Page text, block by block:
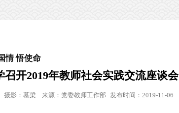
情 悟使命
召开2019年教师社会实践交流座谈会
摄影： 慕梁 来源： 党委教师工作部 发布时间：2019-11-06